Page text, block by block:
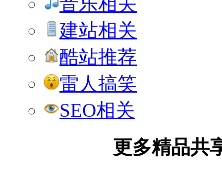
建站相关
酷站推荐
雷人搞笑
SEO相关
更多精品共